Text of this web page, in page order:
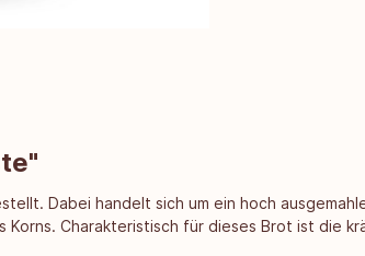
Dabei handelt sich um ein hoch
Charakteristisch für dieses Brot ist die